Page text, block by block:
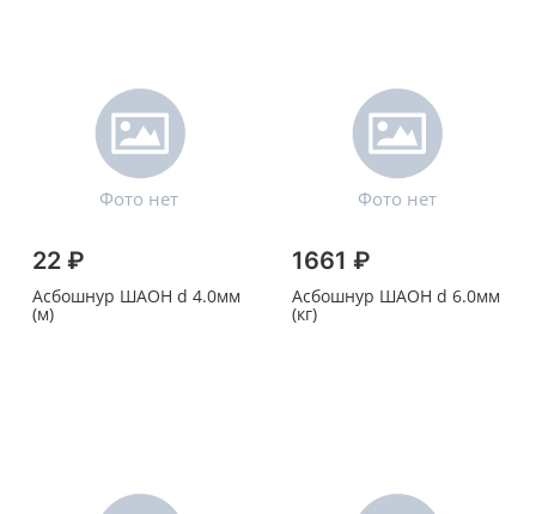
22 ₽
Асбошнур ШАОН d 4.0мм
(м)
1661 ₽
Асбошнур ШАОН d 6.0мм
(кг)